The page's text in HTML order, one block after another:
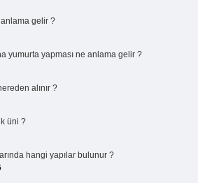
gelir ?
yumurta yapması ne anlama gelir ?
alınır ?
üni ?
hangi yapılar bulunur ?